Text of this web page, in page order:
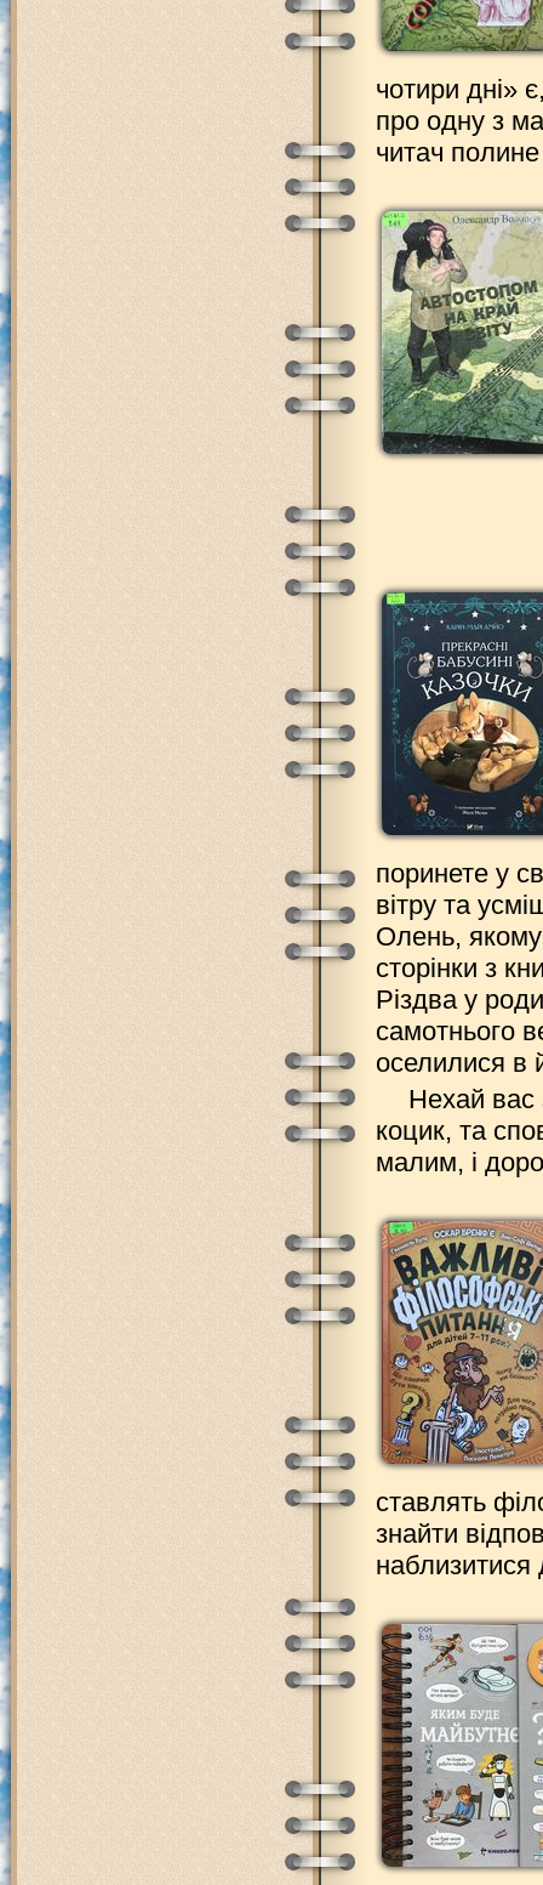
чотири дні»
про одну з
читач
поринете у
вітру та
Олень,
сторінки з
Різдва у
самотнього
оселилися в
Нехай вас
коцик, та
малим, і
ставлять
знайти
наблизитися